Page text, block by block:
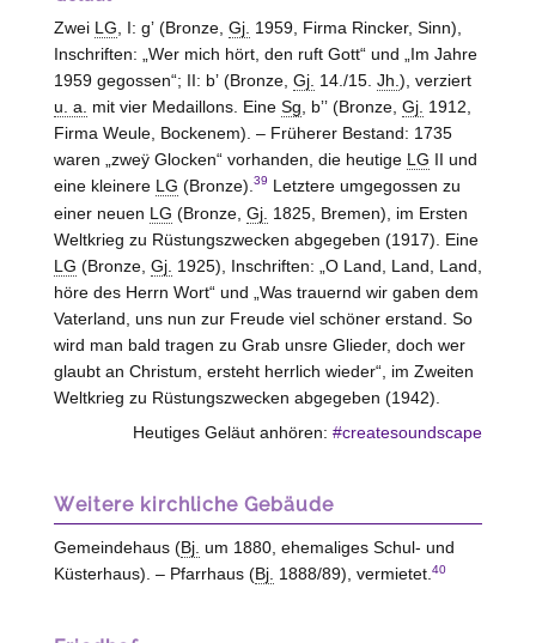
Zwei LG , I: gʼ (Bronze, Gj. 1959, Firma Rincker, Sinn),
Inschriften: „Wer mich hört, den ruft Gott“ und „Im Jahre
1959 gegossen“; II: bʼ (Bronze, Gj. 14./15. Jh. ), verziert
u. a.
mit vier Medaillons. Eine Sg , bʼʼ (Bronze, Gj. 1912,
Firma Weule, Bockenem). – Früherer Bestand: 1735
waren „zweӱ Glocken“ vorhanden, die heutige LG II und
eine kleinere LG (Bronze). 39 Letztere umgegossen zu
einer neuen LG (Bronze, Gj. 1825, Bremen), im Ersten
Weltkrieg zu Rüstungszwecken abgegeben (1917). Eine
LG (Bronze, Gj. 1925), Inschriften: „O Land, Land, Land,
höre des Herrn Wort“ und „Was trauernd wir gaben dem
Vaterland, uns nun zur Freude viel schöner erstand. So
wird man bald tragen zu Grab unsre Glieder, doch wer
glaubt an Christum, ersteht herrlich wieder“, im Zweiten
Weltkrieg zu Rüstungszwecken abgegeben (1942).
Heutiges Geläut anhören:#createsoundscape
Weitere kirchliche Gebäude
Gemeindehaus (Bj. um 1880, ehemaliges Schul- und
Küsterhaus). – Pfarrhaus (Bj. 1888/89), vermietet.40